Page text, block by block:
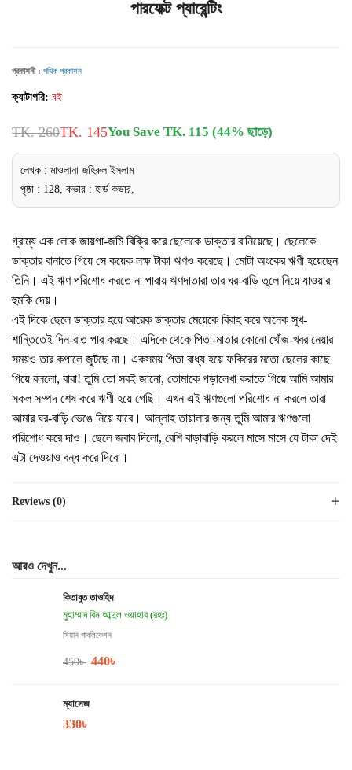
পারফেক্ট প্যারেন্টিং
প্রকাশনী : পথিক প্রকাশন
ক্যাটাগরি: বই
TK. 260TK. 145You Save TK. 115 (44% ছাড়ে)
লেখক : মাওলানা জহিরুল ইসলাম
পৃষ্ঠা : 128, কভার : হার্ড কভার,
গ্রাম্য এক লোক জায়গা-জমি বিক্রি করে ছেলেকে ডাক্তার বানিয়েছে। ছেলেকে
ডাক্তার বানাতে গিয়ে সে কয়েক লক্ষ টাকা ঋণও করেছে। মোটা অংকের ঋণী হয়েছেন
তিনি। এই ঋণ পরিশোধ করতে না পারায় ঋণদাতারা তার ঘর-বাড়ি তুলে নিয়ে যাওয়ার
হুমকি দেয়।
এই দিকে ছেলে ডাক্তার হয়ে আরেক ডাক্তার মেয়েকে বিবাহ করে অনেক সুখ-
শান্তিতেই দিন-রাত পার করছে। এদিকে থেকে পিতা-মাতার কোনো খোঁজ-খবর নেয়ার
সময়ও তার কপালে জুটছে না। একসময় পিতা বাধ্য হয়ে ফকিরের মতো ছেলের কাছে
গিয়ে বললো, বাবা! তুমি তো সবই জানো, তোমাকে পড়ালেখা করাতে গিয়ে আমি আমার
সকল সম্পদ শেষ করে ঋণী হয়ে গেছি। এখন এই ঋণগুলো পরিশোধ না করলে তারা
আমার ঘর-বাড়ি ভেঙে নিয়ে যাবে। আল্লাহ তায়ালার জন্য তুমি আমার ঋণগুলো
পরিশোধ করে দাও। ছেলে জবাব দিলো, বেশি বাড়াবাড়ি করলে মাসে মাসে যে টাকা দেই
এটা দেওয়াও বন্ধ করে দিবো।
Reviews (0)
আরও দেখুন...
কিতাবুত তাওহিদ
মুহাম্মাদ বিন আব্দুল ওয়াহাব (রহঃ)
সিয়ান পাবলিকেশন
450৳ 440৳
ম্যাসেজ
330৳